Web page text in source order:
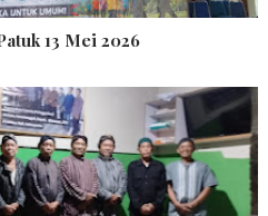
13 Mei 2026